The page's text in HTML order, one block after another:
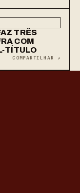
TRÊS
COM
TÍTULO
COMPARTILHAR ↗